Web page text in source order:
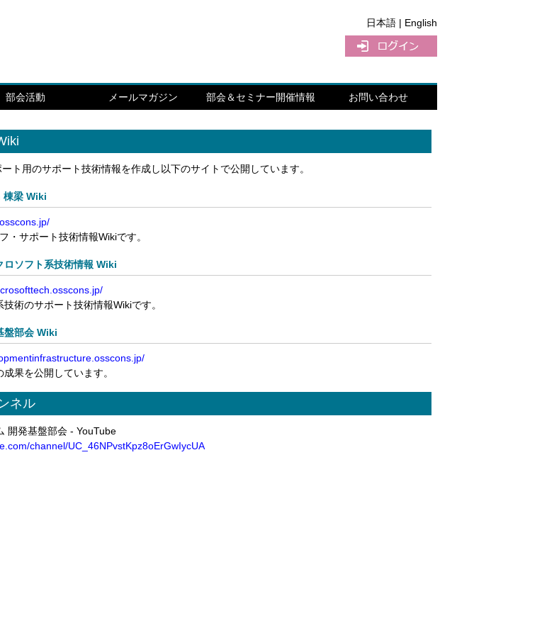
日本語 | English
部会活動 メールマガジン 部会＆セミナー開催情報 お問い合わせ
ト用のサポート技術情報を作成し以下のサイトで公開しています。
梁 Wiki
・サポート技術情報Wikiです。
ソフト系技術情報 Wiki
術のサポート技術情報Wikiです。
盤部会 Wiki
果を公開しています。
ネル
開発基盤部会 - YouTube
channel/UC_46NPvstKpz8oErGwIycUA